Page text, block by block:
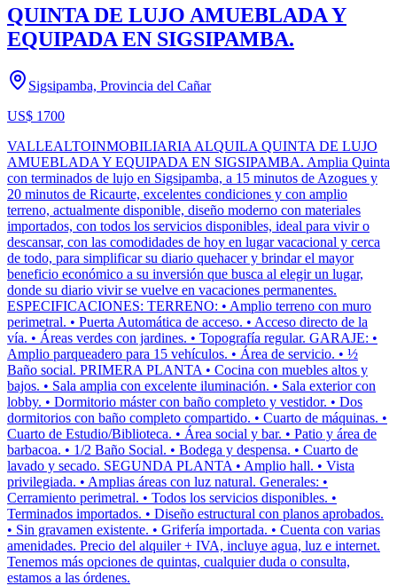
QUINTA DE LUJO AMUEBLADA Y
EQUIPADA EN SIGSIPAMBA.
Sigsipamba, Provincia del Cañar
US$ 1700
VALLEALTOINMOBILIARIA ALQUILA QUINTA DE LUJO
AMUEBLADA Y EQUIPADA EN SIGSIPAMBA. Amplia Quinta
con terminados de lujo en Sigsipamba, a 15 minutos de Azogues y
20 minutos de Ricaurte, excelentes condiciones y con amplio
terreno, actualmente disponible, diseño moderno con materiales
importados, con todos los servicios disponibles, ideal para vivir o
descansar, con las comodidades de hoy en lugar vacacional y cerca
de todo, para simplificar su diario quehacer y brindar el mayor
beneficio económico a su inversión que busca al elegir un lugar,
donde su diario vivir se vuelve en vacaciones permanentes.
ESPECIFICACIONES: TERRENO: • Amplio terreno con muro
perimetral. • Puerta Automática de acceso. • Acceso directo de la
vía. • Áreas verdes con jardines. • Topografía regular. GARAJE: •
Amplio parqueadero para 15 vehículos. • Área de servicio. • ½
Baño social. PRIMERA PLANTA • Cocina con muebles altos y
bajos. • Sala amplia con excelente iluminación. • Sala exterior con
lobby. • Dormitorio máster con baño completo y vestidor. • Dos
dormitorios con baño completo compartido. • Cuarto de máquinas. •
Cuarto de Estudio/Biblioteca. • Área social y bar. • Patio y área de
barbacoa. • 1/2 Baño Social. • Bodega y despensa. • Cuarto de
lavado y secado. SEGUNDA PLANTA • Amplio hall. • Vista
privilegiada. • Amplias áreas con luz natural. Generales: •
Cerramiento perimetral. • Todos los servicios disponibles. •
Terminados importados. • Diseño estructural con planos aprobados.
• Sin gravamen existente. • Grifería importada. • Cuenta con varias
amenidades. Precio del alquiler + IVA, incluye agua, luz e internet.
Tenemos más opciones de quintas, cualquier duda o consulta,
estamos a las órdenes.